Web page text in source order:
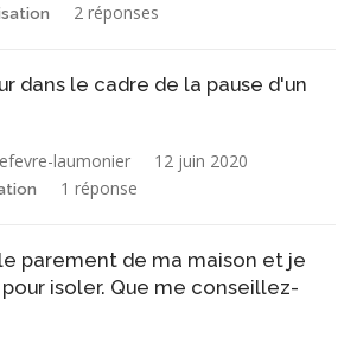
2 réponses
dans le cadre de la pause d'un
laumonier 12 juin 2020
1 réponse
parement de ma maison et je
isoler. Que me conseillez-